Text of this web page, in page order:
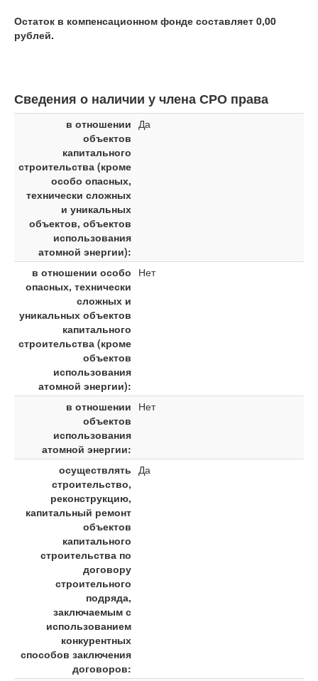
Остаток в компенсационном фонде составляет 0,00
рублей.
Сведения о наличии у члена СРО права
в отношении
объектов
капитального
строительства (кроме
особо опасных,
технически сложных
и уникальных
объектов, объектов
использования
атомной энергии):
Да
в отношении особо
опасных, технически
сложных и
уникальных объектов
капитального
строительства (кроме
объектов
использования
атомной энергии):
Нет
в отношении
объектов
использования
атомной энергии:
Нет
осуществлять
строительство,
реконструкцию,
капитальный ремонт
объектов
капитального
строительства по
договору
строительного
подряда,
заключаемым с
использованием
конкурентных
способов заключения
договоров:
Да